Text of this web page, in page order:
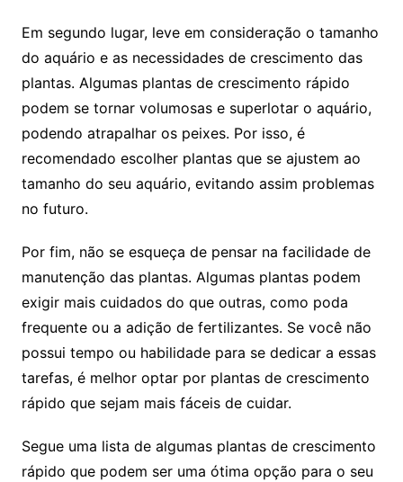
Em segundo lugar, leve em consideração⁣ o tamanho
do aquário e‌ as necessidades de crescimento ⁤das
plantas. Algumas plantas de crescimento rápido
⁢podem se tornar volumosas e superlotar⁤ o aquário,
podendo atrapalhar ​os peixes. Por⁢ isso, é
recomendado ‌escolher plantas que se ajustem ao
tamanho do seu aquário, evitando ‌assim ⁢problemas
no futuro.
Por fim, não se esqueça de pensar na facilidade de
manutenção das plantas.⁤ Algumas plantas ⁢podem
exigir mais cuidados do que outras, como poda‍
frequente ou a adição ‌de​ fertilizantes.⁢ Se você não
possui​ tempo⁤ ou⁣ habilidade para ⁢se ⁣dedicar ⁢a essas⁤
tarefas, é ⁤melhor ‌optar por plantas de crescimento
rápido⁣ que​ sejam mais fáceis⁤ de cuidar.
Segue uma lista de algumas plantas de crescimento
rápido que​ podem ser uma ótima opção para o seu